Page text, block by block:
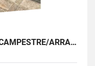
SE VENDE PROPIEDAD ESTILO CAMPESTRE/ARRAIJAN